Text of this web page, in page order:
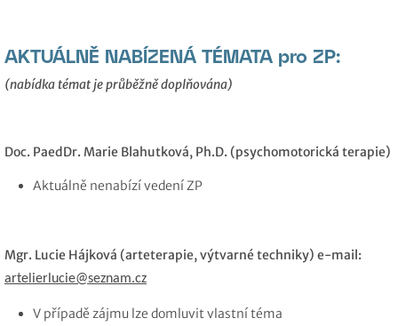
AKTUÁLNĚ NABÍZENÁ TÉMATA pro ZP:
(nabídka témat je průběžně doplňována)
Doc. PaedDr. Marie Blahutková, Ph.D. (psychomotorická terapie)
Aktuálně nenabízí vedení ZP
Mgr. Lucie Hájková (arteterapie, výtvarné techniky) e-mail:
artelierlucie@seznam.cz
V případě zájmu lze domluvit vlastní téma